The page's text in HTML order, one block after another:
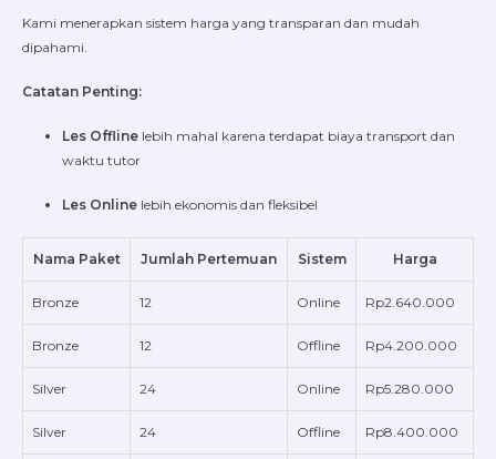
Kami menerapkan sistem harga yang transparan dan mudah
dipahami.
Catatan Penting:
Les Offline lebih mahal karena terdapat biaya transport dan
waktu tutor
Les Online lebih ekonomis dan fleksibel
Nama Paket Jumlah Pertemuan Sistem Harga
Bronze 12 Online Rp2.640.000
Bronze 12 Offline Rp4.200.000
Silver 24 Online Rp5.280.000
Silver 24 Offline Rp8.400.000